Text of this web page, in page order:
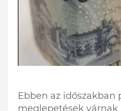
Ebben az időszakban
meglepetések